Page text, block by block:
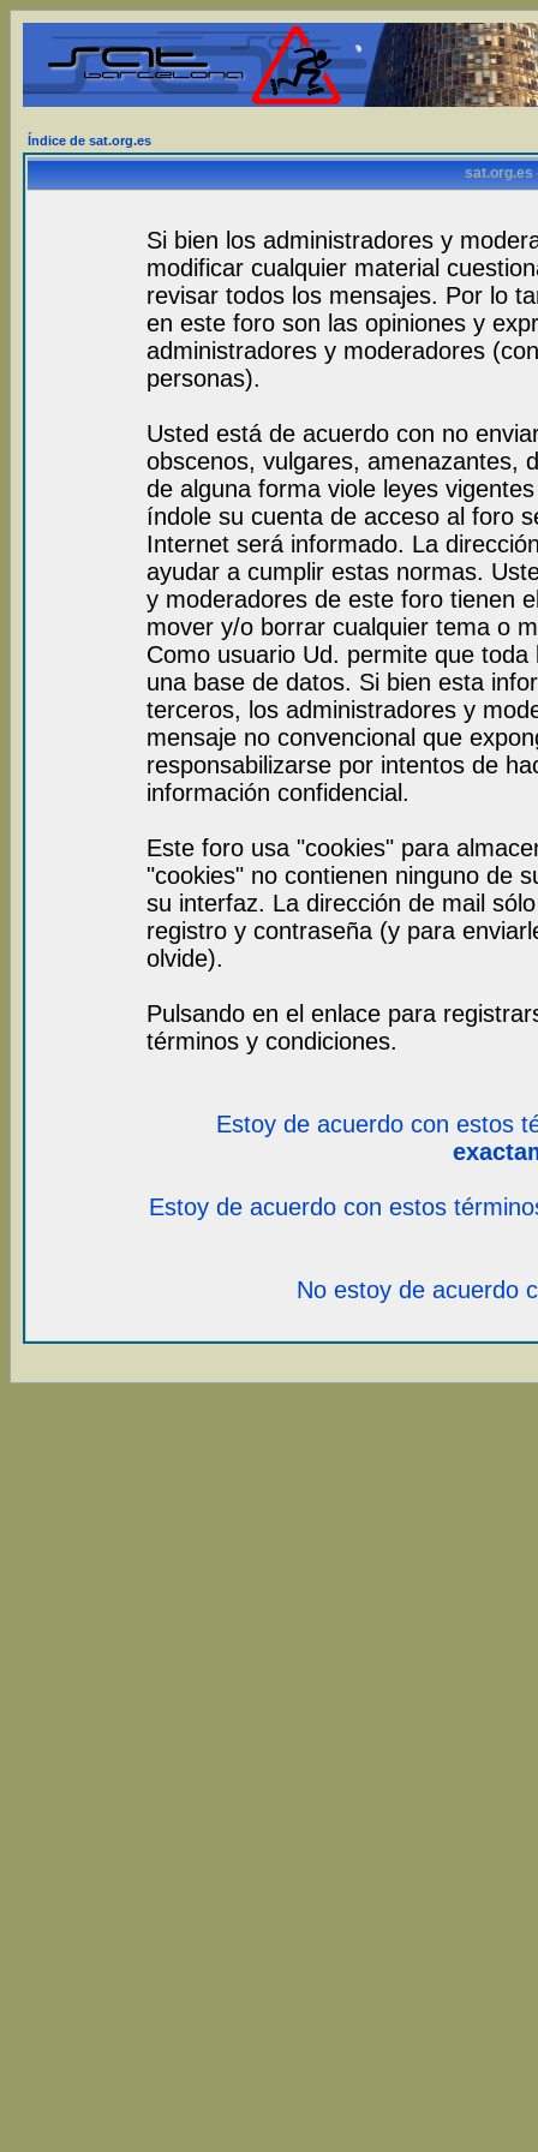
Índice de sat.org.es
sat.org.es
Si bien los administradores y
modificar cualquier material
revisar todos los mensajes. Por lo
en este foro son las opiniones y
administradores y moderadores
personas).
Usted está de acuerdo con no
obscenos, vulgares, amenazantes,
de alguna forma viole leyes
índole su cuenta de acceso al foro
Internet será informado. La
ayudar a cumplir estas normas.
y moderadores de este foro tienen
mover y/o borrar cualquier tema o
Como usuario Ud. permite que
una base de datos. Si bien esta
terceros, los administradores y
mensaje no convencional que
responsabilizarse por intentos de
información confidencial.
Este foro usa "cookies" para
"cookies" no contienen ninguno de
su interfaz. La dirección de mail
registro y contraseña (y para
olvide).
Pulsando en el enlace para
términos y condiciones.
Estoy de acuerdo con estos
Estoy de acuerdo con estos
No estoy de acuerdo